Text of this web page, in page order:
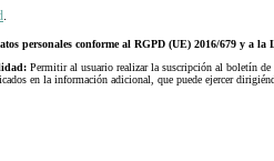
personales conforme al RGPD (UE) 2016/679 y a la
Permitir al usuario realizar la suscripción al boletín
en la información adicional, que puede ejercer